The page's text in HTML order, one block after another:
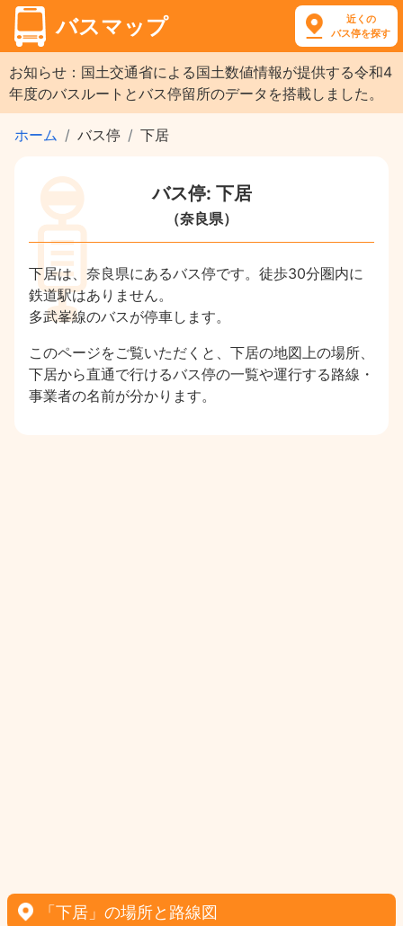
バスマップ
近くの
バス停を探す
お知らせ：国土交通省による国土数値情報が提供する令和4
年度のバスルートとバス停留所のデータを搭載しました。
ホーム バス停 下居
バス停: 下居
（奈良県）
下居は、奈良県にあるバス停です。徒歩30分圏内に
鉄道駅はありません。
多武峯線のバスが停車します。
このページをご覧いただくと、下居の地図上の場所、
下居から直通で行けるバス停の一覧や運行する路線・
事業者の名前が分かります。
「下居」の場所と路線図